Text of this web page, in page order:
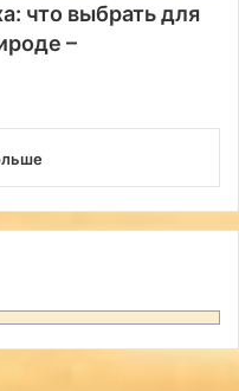
что выбрать для
–